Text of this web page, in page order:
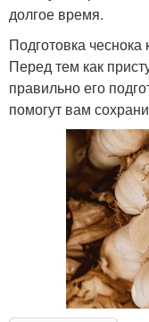
долгое время.
Подготовка
Перед тем как
правильно его
помогут вам